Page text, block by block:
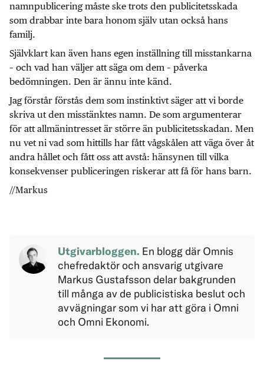
namnpublicering måste ske trots den publicitetsskada
som drabbar inte bara honom själv utan också hans
familj.
Självklart kan även hans egen inställning till misstankarna
– och vad han väljer att säga om dem – påverka
bedömningen. Den är ännu inte känd.
Jag förstår förstås dem som instinktivt säger att vi borde
skriva ut den misstänktes namn. De som argumenterar
för att allmänintresset är större än publicitetsskadan. Men
nu vet ni vad som hittills har fått vågskålen att väga över åt
andra hållet och fått oss att avstå: hänsynen till vilka
konsekvenser publiceringen riskerar att få för hans barn.
//Markus
Utgivarbloggen. En blogg där Omnis
chefredaktör och ansvarig utgivare
Markus Gustafsson delar bakgrunden
till många av de publicistiska beslut och
avvägningar som vi har att göra i Omni
och Omni Ekonomi.